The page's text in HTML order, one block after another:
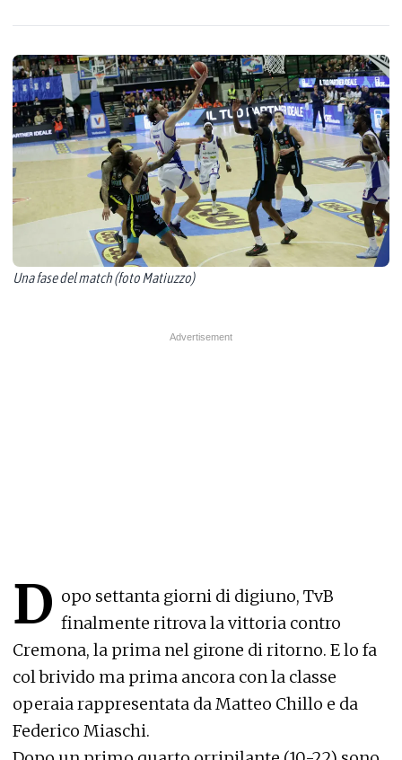
Una fase del match (foto Matiuzzo)
D opo settanta giorni di digiuno, TvB
finalmente ritrova la vittoria contro
Cremona, la prima nel girone di ritorno. E lo fa
col brivido ma prima ancora con la classe
operaia rappresentata da Matteo Chillo e da
Federico Miaschi.